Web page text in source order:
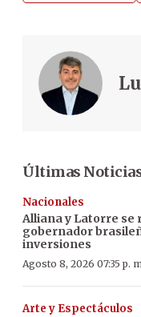
Últimas
Nacionales
Alliana y Latorre se
gobernador
inversiones
Agosto 8, 2026 07:35 p.
Arte y Espectáculos